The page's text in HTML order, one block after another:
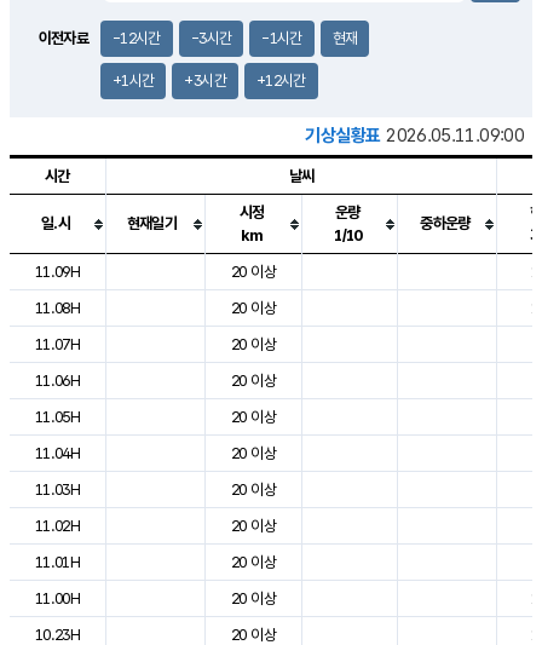
이전자료 -12시간 -3시간 -1시간 현재
+1시간 +3시간 +12시간
기상실황표 2026.05.11.09:00
도시별 기상실황표로 지점, 날씨, 기온, 강수, 바람, 기압등을 안내한 표입
시간 날씨
일.시 현재일기
시정
km
운량
1/10
중하운량
11.09H
20 이상
11.08H
20 이상
11.07H
20 이상
11.06H
20 이상
11.05H
20 이상
11.04H
20 이상
11.03H
20 이상
11.02H
20 이상
11.01H
20 이상
11.00H
20 이상
10.23H
20 이상